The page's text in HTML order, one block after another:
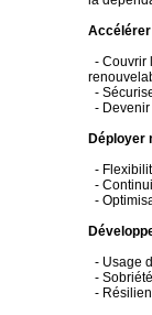
Accélérer
- Couvrir
-
-
Déployer
-
-
-
- Usage
-
-